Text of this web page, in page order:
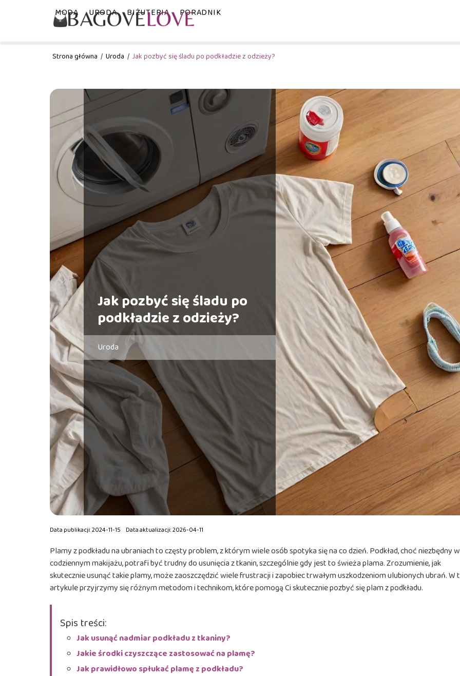
MODA URODA BIŻUTERIA PORADNIK
Strona główna / Uroda / Jak pozbyć się śladu po podkładzie z odzieży?
Jak pozbyć się śladu po
podkładzie z odzieży?
Uroda
Data publikacji: 2024-11-15 Data aktualizacji: 2026-04-11
Plamy z podkładu na ubraniach to częsty problem, z którym wiele osób spotyka się na co dzień. Podkład, choć niezbędny w
codziennym makijażu, potrafi być trudny do usunięcia z tkanin, szczególnie gdy jest to świeża plama. Zrozumienie, jak
skutecznie usunąć takie plamy, może zaoszczędzić wiele frustracji i zapobiec trwałym uszkodzeniom ulubionych ubrań. W
artykule przyjrzymy się różnym metodom i technikom, które pomogą Ci skutecznie pozbyć się plam z podkładu.
Spis treści:
Jak usunąć nadmiar podkładu z tkaniny?
Jakie środki czyszczące zastosować na plamę?
Jak prawidłowo spłukać plamę z podkładu?